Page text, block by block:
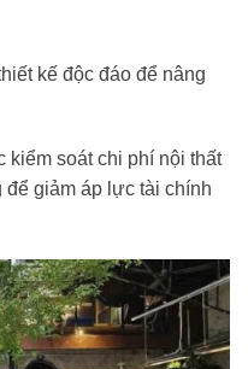
kế độc đáo để nâng
soát chi phí nội thất
để giảm áp lực tài chính